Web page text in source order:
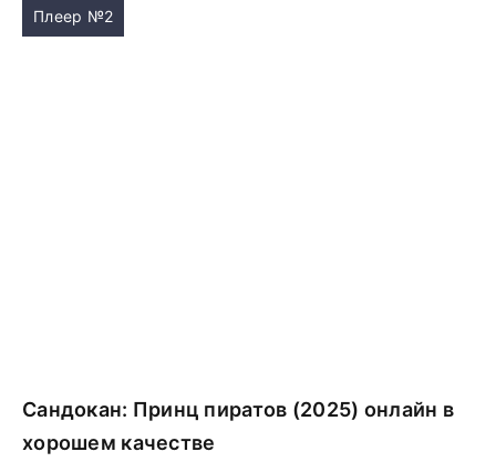
Плеер №2
Сандокан: Принц пиратов (2025) онлайн в
хорошем качестве